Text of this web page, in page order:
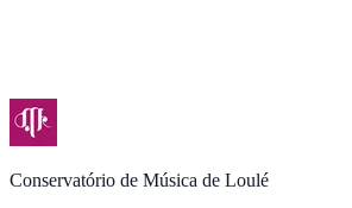
Conservatório de Música de Loulé